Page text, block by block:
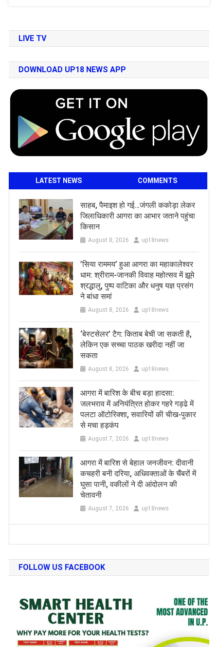
LIVE TV
DOWNLOAD UP18 NEWS APP
LATEST NEWS COMMENTS
साहब, पैमाइश हो गई…जंगली ककोड़ा लेकर
जिलाधिकारी आगरा का आभार जताने पहुंचा
किसान
August 8, 2026 up18news
​’सिया राममय’ हुआ आगरा का महाकालेश्वर
धाम: श्रीराम-जानकी विवाह महोत्सव में झूमे
श्रद्धालु, पुष्प वाटिका और धनुष यज्ञ प्रसंग
ने बांधा समां
August 8, 2026 up18news
‘बेस्टसेलर’ टैग: किताब बेची जा सकती है,
लेकिन एक सच्चा पाठक खरीदा नहीं जा
सकता
August 8, 2026 up18news
आगरा में बारिश के बीच बड़ा हादसा:
जलभराव में अनियंत्रित होकर गहरे गड्ढे में
पलटा ऑटोरिक्शा, सवारियों की चीख-पुकार
से मचा हड़कंप
August 7, 2026 up18news
आगरा में बारिश से बेहाल जनजीवन: दीवानी
कचहरी बनी दरिया, अधिवक्ताओं के चैंबरों में
घुसा पानी, वकीलों ने दी आंदोलन की
चेतावनी
August 7, 2026 up18news
FOLLOW US FACEBOOK